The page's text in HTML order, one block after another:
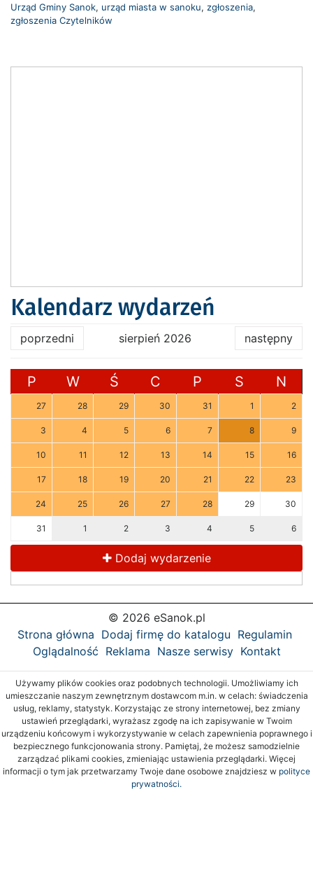
Urząd Gminy Sanok, urząd miasta w sanoku, zgłoszenia,
zgłoszenia Czytelników
Kalendarz wydarzeń
poprzedni sierpień 2026 następny
P W Ś C P S N
27 28 29 30 31 1 2
3 4 5 6 7 8 9
10 11 12 13 14 15 16
17 18 19 20 21 22 23
24 25 26 27 28 29 30
31 1 2 3 4 5 6
Dodaj wydarzenie
© 2026 eSanok.pl
Strona główna Dodaj firmę do katalogu Regulamin
Oglądalność Reklama Nasze serwisy Kontakt
Używamy plików cookies oraz podobnych technologii. Umożliwiamy ich
umieszczanie naszym zewnętrznym dostawcom m.in. w celach: świadczenia
usług, reklamy, statystyk. Korzystając ze strony internetowej, bez zmiany
ustawień przeglądarki, wyrażasz zgodę na ich zapisywanie w Twoim
urządzeniu końcowym i wykorzystywanie w celach zapewnienia poprawnego i
bezpiecznego funkcjonowania strony. Pamiętaj, że możesz samodzielnie
zarządzać plikami cookies, zmieniając ustawienia przeglądarki. Więcej
informacji o tym jak przetwarzamy Twoje dane osobowe znajdziesz w polityce
prywatności.